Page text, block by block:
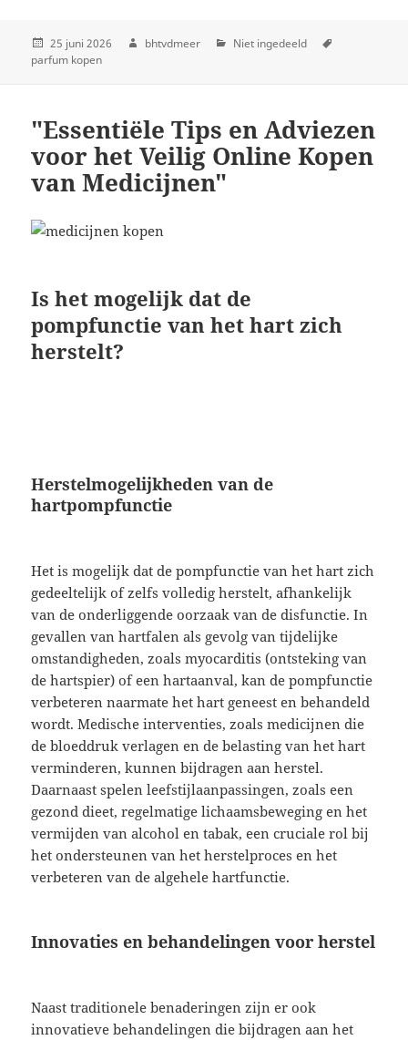
25 juni 2026 bhtvdmeer
Niet ingedeeld
parfum kopen
"Essentiële Tips en Adviezen
voor het Veilig Online Kopen
van Medicijnen"
Is het mogelijk dat de
pompfunctie van het hart zich
herstelt?
Herstelmogelijkheden van de
hartpompfunctie
Het is mogelijk dat de pompfunctie van het hart zich
gedeeltelijk of zelfs volledig herstelt, afhankelijk
van de onderliggende oorzaak van de disfunctie. In
gevallen van hartfalen als gevolg van tijdelijke
omstandigheden, zoals myocarditis (ontsteking van
de hartspier) of een hartaanval, kan de pompfunctie
verbeteren naarmate het hart geneest en behandeld
wordt. Medische interventies, zoals medicijnen die
de bloeddruk verlagen en de belasting van het hart
verminderen, kunnen bijdragen aan herstel.
Daarnaast spelen leefstijlaanpassingen, zoals een
gezond dieet, regelmatige lichaamsbeweging en het
vermijden van alcohol en tabak, een cruciale rol bij
het ondersteunen van het herstelproces en het
verbeteren van de algehele hartfunctie.
Innovaties en behandelingen voor herstel
Naast traditionele benaderingen zijn er ook
innovatieve behandelingen die bijdragen aan het